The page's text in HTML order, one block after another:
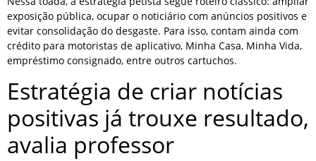
exposição pública, ocupar o noticiário com anúncios positivos e
evitar consolidação do desgaste. Para isso, contam ainda com
crédito para motoristas de aplicativo, Minha Casa, Minha Vida,
empréstimo consignado, entre outros cartuchos.
Estratégia de criar notícias
positivas já trouxe resultado,
avalia professor